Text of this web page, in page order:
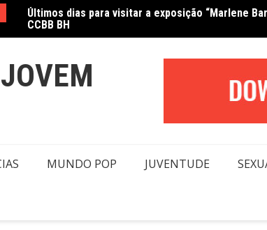
CCBB BH
Amanda Mangili transforma beleza e inclusão
MUNDO POP JUVENTUDE